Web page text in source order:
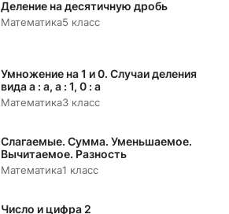
Деление на десятичную дробь
Математика5 класс
Умножение на 1 и 0. Случаи деления
вида а : а, а : 1, 0 : а
Математика3 класс
Слагаемые. Сумма. Уменьшаемое.
Вычитаемое. Разность
Математика1 класс
Число и цифра 2